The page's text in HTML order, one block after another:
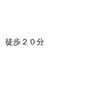
徒歩２０分